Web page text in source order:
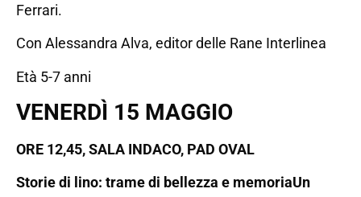
Ferrari.
Con Alessandra Alva, editor delle Rane Interlinea
Età 5-7 anni
VENERDÌ 15 MAGGIO
ORE 12,45, SALA INDACO, PAD OVAL
Storie di lino: trame di bellezza e memoriaUn